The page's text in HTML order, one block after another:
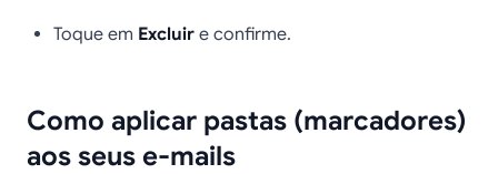
Toque em Excluir e confirme.
Como aplicar pastas (marcadores)
aos seus e-mails